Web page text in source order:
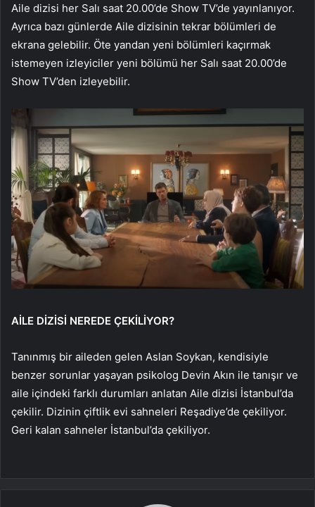
Aile dizisi her Salı saat 20.00’de Show TV’de yayınlanıyor.
Ayrıca bazı günlerde Aile dizisinin tekrar bölümleri de
ekrana gelebilir. Öte yandan yeni bölümleri kaçırmak
istemeyen izleyiciler yeni bölümü her Salı saat 20.00’de
Show TV’den izleyebilir.
AİLE DİZİSİ NEREDE ÇEKİLİYOR?
Tanınmış bir aileden gelen Aslan Soykan, kendisiyle
benzer sorunlar yaşayan psikolog Devin Akın ile tanışır ve
aile içindeki farklı durumları anlatan Aile dizisi İstanbul’da
çekilir. Dizinin çiftlik evi sahneleri Reşadiye’de çekiliyor.
Geri kalan sahneler İstanbul’da çekiliyor.